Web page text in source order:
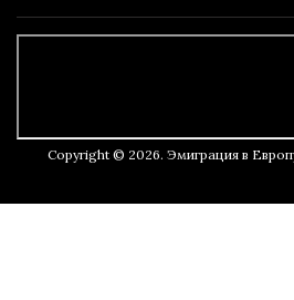
Copyright © 2026. Эмиграция в